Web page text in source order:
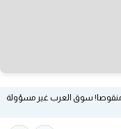
منقوصا! سوق العرب غير مسؤولة